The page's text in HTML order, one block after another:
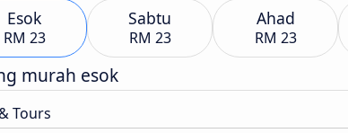
Esok
RM 23
Sabtu
RM 23
Ahad
RM 23
murah esok
Tours